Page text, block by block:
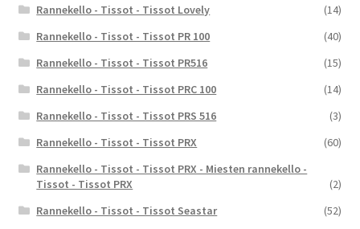
Rannekello - Tissot - Tissot Lovely
(14)
Rannekello - Tissot - Tissot PR 100
(40)
Rannekello - Tissot - Tissot PR516
(15)
Rannekello - Tissot - Tissot PRC 100
(14)
Rannekello - Tissot - Tissot PRS 516
(3)
Rannekello - Tissot - Tissot PRX
(60)
Rannekello - Tissot - Tissot PRX - Miesten rannekello -
Tissot - Tissot PRX
(2)
Rannekello - Tissot - Tissot Seastar
(52)